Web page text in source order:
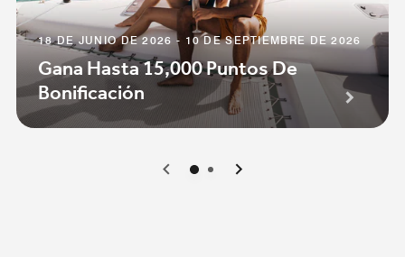
18 DE JUNIO DE 2026 - 10 DE SEPTIEMBRE DE 2026
Gana Hasta 15,000 Puntos De
Bonificación
0 1